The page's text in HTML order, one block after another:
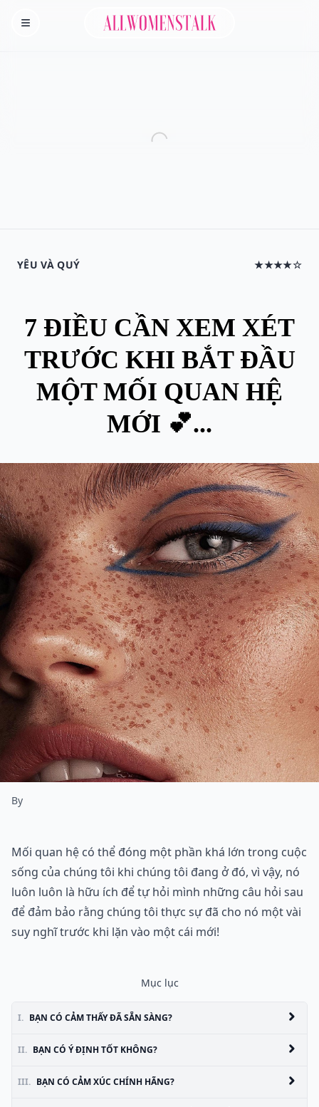
Homepage
Allwomenstalk
YÊU VÀ QUÝ ★★★★☆
7 ĐIỀU CẦN XEM XÉT
TRƯỚC KHI BẮT ĐẦU
MỘT MỐI QUAN HỆ
MỚI 💕...
By
Mối quan hệ có thể đóng một phần khá lớn trong cuộc
sống của chúng tôi khi chúng tôi đang ở đó, vì vậy, nó
luôn luôn là hữu ích để tự hỏi mình những câu hỏi sau
để đảm bảo rằng chúng tôi thực sự đã cho nó một vài
suy nghĩ trước khi lặn vào một cái mới!
Mục lục
I. BẠN CÓ CẢM THẤY ĐÃ SẴN SÀNG?
II. BẠN CÓ Ý ĐỊNH TỐT KHÔNG?
III. BẠN CÓ CẢM XÚC CHÍNH HÃNG?